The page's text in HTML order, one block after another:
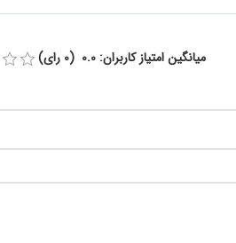
میانگین امتیاز کاربران: 0.0 (0 رای)